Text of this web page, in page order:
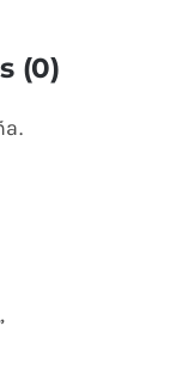
(0)